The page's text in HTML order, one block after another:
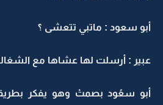
أبو سعود : ماتبي تتعشى ؟
عبير : أرسلت لها عشاها مع الشغالة
أبو سعُود بصمتْ وهو يفكر بطريقة